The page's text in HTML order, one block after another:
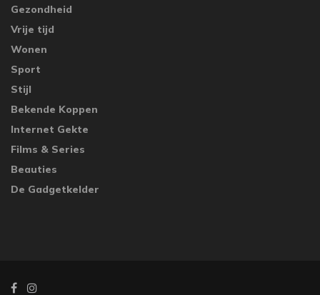
Gezondheid
Vrije tijd
Wonen
Sport
Stijl
Bekende Koppen
Internet Gekte
Films & Series
Beauties
De Gadgetkelder